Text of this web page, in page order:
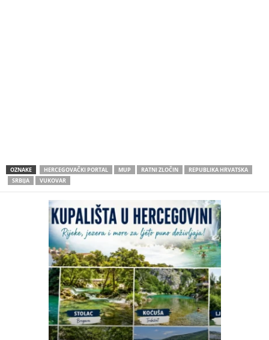
OZNAKE HERCEGOVAČKI PORTAL MUP RATNI ZLOČIN
REPUBLIKA HRVATSKA
SRBIJA
VUKOVAR